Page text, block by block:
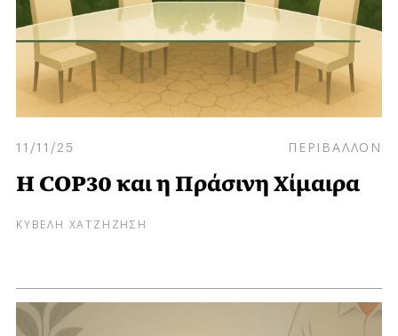
11/11/25 ΠΕΡΙΒΑΛΛΟΝ
Η COP30 και η Πράσινη Χίμαιρα
ΚΥΒΕΛΗ ΧΑΤΖΗΖΗΣΗ